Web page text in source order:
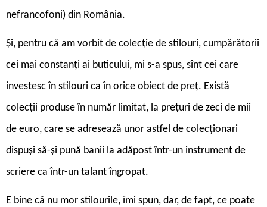
nefrancofoni) din România.
Și, pentru că am vorbit de colecție de stilouri, cumpărătorii
cei mai constanți ai buticului, mi s-a spus, sînt cei care
investesc în stilouri ca în orice obiect de preț. Există
colecții produse în număr limitat, la prețuri de zeci de mii
de euro, care se adresează unor astfel de colecționari
dispuși să-și pună banii la adăpost într-un instrument de
scriere ca într-un talant îngropat.
E bine că nu mor stilourile, îmi spun, dar, de fapt, ce poate